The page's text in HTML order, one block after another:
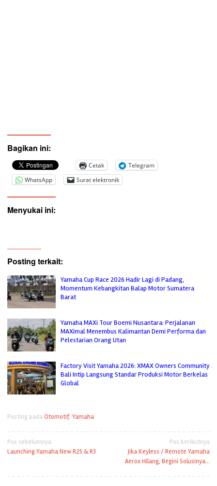
Bagikan ini:
Cetak
Telegram
WhatsApp
Surat elektronik
Menyukai ini:
Posting terkait:
Yamaha Cup Race 2026 Hadir Lagi di Padang,
Momentum Kebangkitan Balap Motor Sumatera
Barat
Yamaha MAXi Tour Boemi Nusantara: Perjalanan
MAXimal Menembus Kalimantan Demi Performa dan
Pelestarian Orang Utan
Factory Visit Yamaha 2026: XMAX Owners Community
Bali Intip Langsung Standar Produksi Motor Berkelas
Global
Posting padaOtomotif, Yamaha
Navigasi
pos
Pos sebelumnya
Launching Yamaha New R25 & R3
Pos berikutnya
Jika Keyless / Remote Yamaha
Aerox Hilang, Begini Solusinya…